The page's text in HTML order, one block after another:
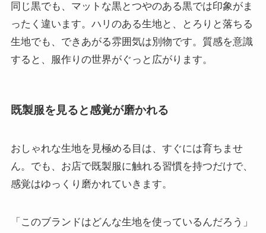
同じ黒でも、マットな黒とつやのある黒では印象がま
ったく違います。ハリのある生地と、とろりと落ちる
生地でも、できあがる雰囲気は別物です。質感を意識
すると、服作りの世界がぐっと広がります。
既製服を見ると感覚が磨かれる
おしゃれな生地を見極める目は、すぐには育ちませ
ん。でも、お店で既製服に触れる習慣を持つだけで、
感覚はゆっくり磨かれていきます。
「このブランドはどんな生地を使っているんだろう」